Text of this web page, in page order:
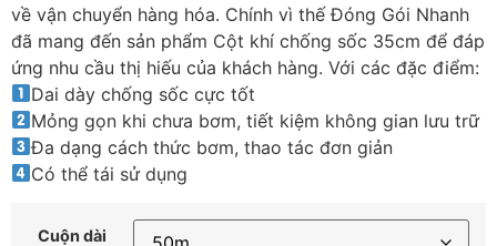
về vận chuyển hàng hóa. Chính vì thế Đóng Gói Nhanh
đã mang đến sản phẩm Cột khí chống sốc 35cm để đáp
ứng nhu cầu thị hiếu của khách hàng. Với các đặc điểm:
Dai dày chống sốc cực tốt
Mỏng gọn khi chưa bơm, tiết kiệm không gian lưu trữ
Đa dạng cách thức bơm, thao tác đơn giản
Có thể tái sử dụng
Cuộn dài